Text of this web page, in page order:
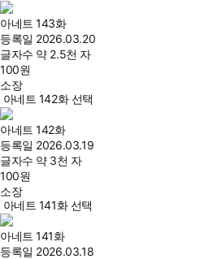
아네트 143화
등록일 2026.03.20
글자수 약 2.5천 자
100원
소장
아네트 142화 선택
아네트 142화
등록일 2026.03.19
글자수 약 3천 자
100원
소장
아네트 141화 선택
아네트 141화
등록일 2026.03.18